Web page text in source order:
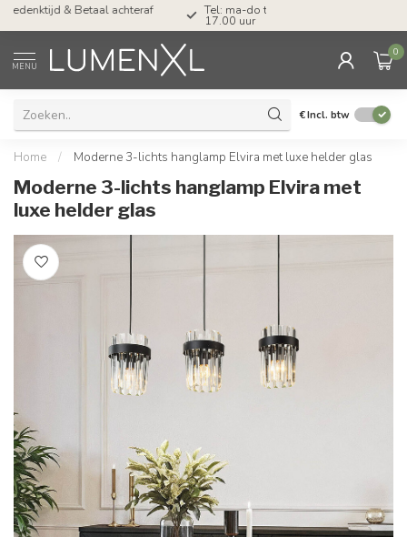
Tel: ma-do tot 23.00, vr tot 21.00, za tot
17.00 uur
MENU
0
€Incl. btw
Home / Moderne 3-lichts hanglamp Elvira met luxe helder glas
Moderne 3-lichts hanglamp Elvira met
luxe helder glas